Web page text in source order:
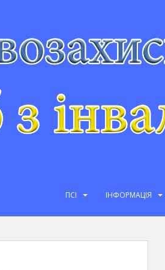
ПСІ ІНФОРМАЦІЯ